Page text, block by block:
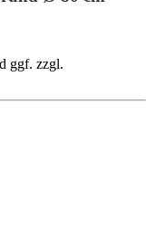
ggf. zzgl.